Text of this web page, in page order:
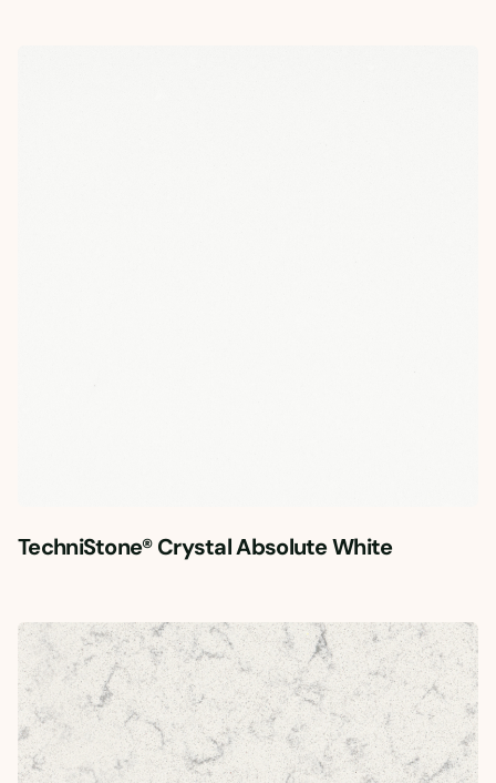
TechniStone® Crystal Absolute White